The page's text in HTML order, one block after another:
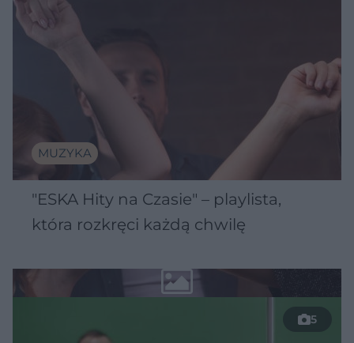
MUZYKA
"ESKA Hity na Czasie" – playlista,
która rozkręci każdą chwilę
5